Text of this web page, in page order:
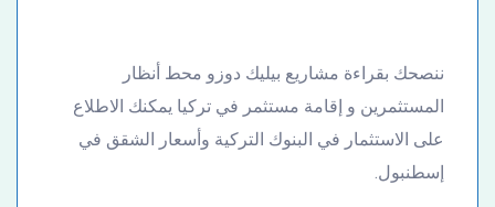
ننصحك بقراءة مشاريع بيليك دوزو محط أنظار
المستثمرين و إقامة مستثمر في تركيا يمكنك الاطلاع
على الاستثمار في البنوك التركية وأسعار الشقق في
إسطنبول.